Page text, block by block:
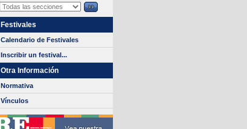
Festivales
Calendario de Festivales
Inscribir un festival...
Otra Información
Normativa
Vínculos